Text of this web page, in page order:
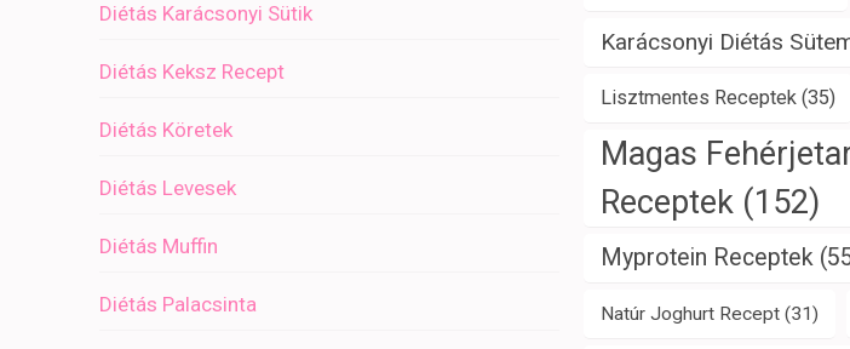
Diétás Karácsonyi Sütik
Diétás Keksz Recept
Diétás Köretek
Diétás Levesek
Diétás Muffin
Diétás Palacsinta
Karácsonyi Diétás
Lisztmentes Receptek (35)
Magas
Receptek(152)
Myprotein Receptek
Natúr Joghurt Recept(31)